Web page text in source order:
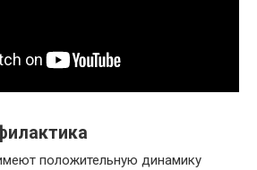
положительную динамику